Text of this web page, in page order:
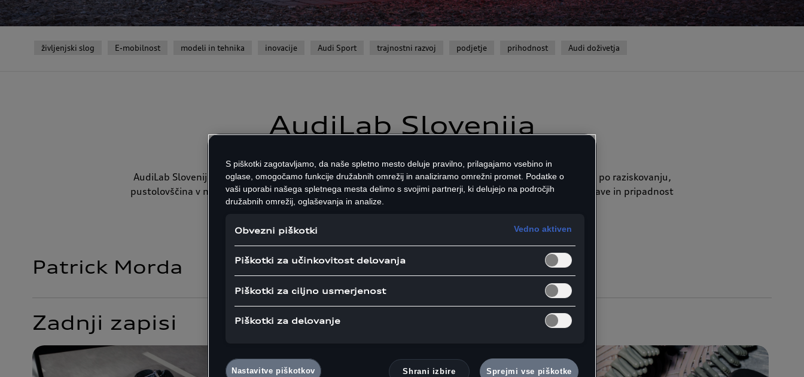
življenjski slog E-mobilnost modeli in tehnika inovacije Audi Sport trajnostni razvoj podjetje prihodnost Audi doživetja
AudiLab Slovenija
AudiLab Slovenija je laboratorij vsebin, ki se nam pri Audiju zdijo zanimive. Je pogled v prihodnost, želja po raziskovanju,
pustolovščina v neznano, drugačen pogled na mesta, so nenavadni ljudje, veter v laseh, vera v moč narave in pripadnost
veliki družini.
Patrick Morda
Zadnji zapisi
S piškotki zagotavljamo, da naše spletno mesto deluje pravilno, prilagajamo vsebino in
oglase, omogočamo funkcije družabnih omrežij in analiziramo omrežni promet. Podatke o
vaši uporabi našega spletnega mesta delimo s svojimi partnerji, ki delujejo na področjih
družabnih omrežij, oglaševanja in analize.
Obvezni piškotki Vedno aktiven
Piškotki za učinkovitost delovanja
Piškotki za ciljno usmerjenost
Piškotki za delovanje
Nastavitve piškotkov Shrani izbire Sprejmi vse piškotke